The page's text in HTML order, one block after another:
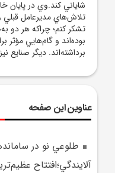
شاياني کند.وي در پايان
تلاش‌هاي مديرعامل قبلي
تشکر کنم؛ چراکه هر دو
بوده‌اند و گام‌هايي مؤثر
برداشته‌اند. ديگر صنايع
عناوین این صفحه
طلوعي نو در
آلايندگي؛افتتاح